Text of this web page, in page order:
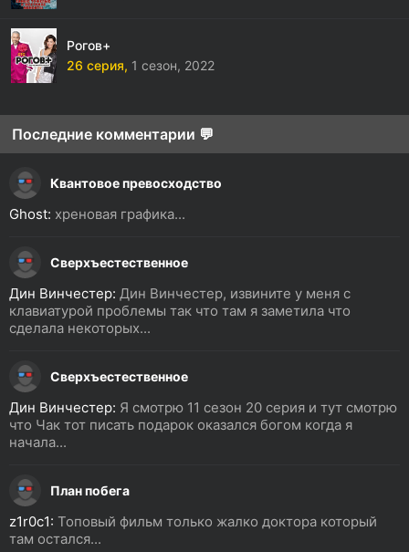
Рогов+
26 серия, 1 сезон, 2022
Последние комментарии 💬
Квантовое превосходство
Ghost: хреновая графика...
Сверхъестественное
Дин Винчестер: Дин Винчестер, извините у меня с
клавиатурой проблемы так что там я заметила что
сделала некоторых...
Сверхъестественное
Дин Винчестер: Я смотрю 11 сезон 20 серия и тут смотрю
что Чак тот писать подарок оказался богом когда я
начала...
План побега
z1r0c1: Топовый фильм только жалко доктора который
там остался...